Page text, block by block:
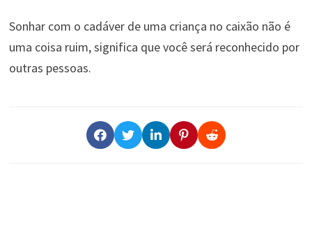
Sonhar com o cadáver de uma criança no caixão não é
uma coisa ruim, significa que você será reconhecido por
outras pessoas.